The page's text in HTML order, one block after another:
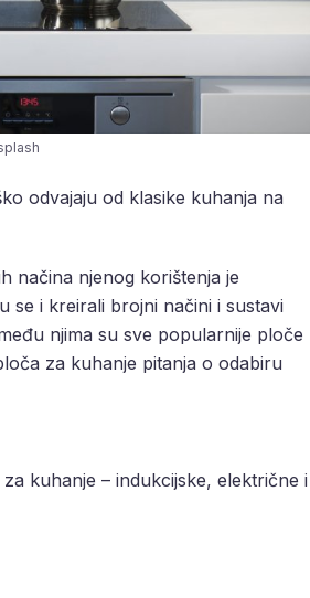
odvajaju od klasike kuhanja na
načina njenog korištenja je
se i kreirali brojni načini i sustavi
njima su sve popularnije ploče
za kuhanje pitanja o odabiru
kuhanje – indukcijske, električne i